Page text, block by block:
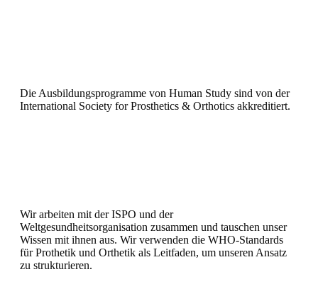
Die Ausbildungsprogramme von Human Study sind von der
International Society for Prosthetics & Orthotics akkreditiert.
Wir arbeiten mit der ISPO und der
Weltgesundheitsorganisation zusammen und tauschen unser
Wissen mit ihnen aus. Wir verwenden die WHO-Standards
für Prothetik und Orthetik als Leitfaden, um unseren Ansatz
zu strukturieren.